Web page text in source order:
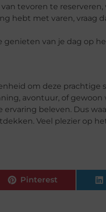
tevoren te
hebt met varen, vraag
genieten van je dag op
om deze prachtige
avontuur, of gewoon
beleven. Dus
Veel plezier op
Pinterest